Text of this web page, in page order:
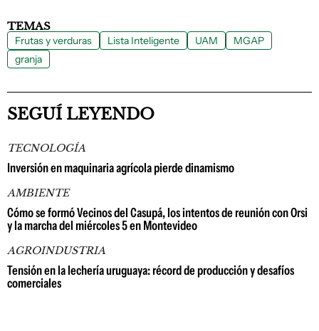
TEMAS
Frutas y verduras Lista Inteligente UAM
MGAP
granja
SEGUÍ LEYENDO
TECNOLOGÍA
Inversión en maquinaria agrícola pierde dinamismo
AMBIENTE
Cómo se formó Vecinos del Casupá, los intentos de reunión con Orsi
y la marcha del miércoles 5 en Montevideo
AGROINDUSTRIA
Tensión en la lechería uruguaya: récord de producción y desafíos
comerciales